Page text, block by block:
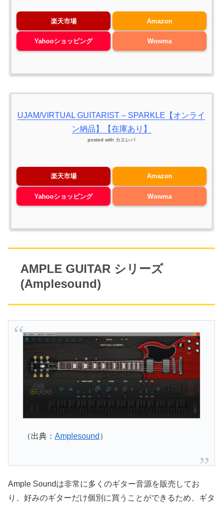
楽天市場 Amazon
Yahooショッピング Wowma
UJAM/VIRTUAL GUITARIST – SPARKLE【オンライ
ン納品】【在庫あり】
posted with カエレバ
楽天市場 Amazon
Yahooショッピング Wowma
AMPLE GUITAR シリーズ
(Amplesound)
（出典： Amplesound ）
Ample Soundは非常に多くのギター音源を販売してお
り、好みのギターだけ個別に買うことができるため、ギタ